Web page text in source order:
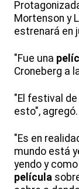
Mortenson y
estrenará en
"Fue una
Croneberg a
"El festival
esto", agregó.
"Es en
mundo está
yendo y
película